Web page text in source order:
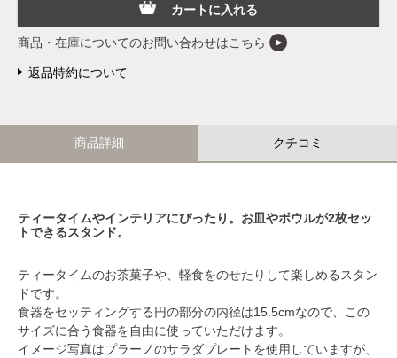
カートに入れる
商品・在庫についてのお問い合わせはこちら
返品特約について
商品詳細 クチコミ
ティータイムやインテリアにぴったり。お皿やボウルが2枚セッ
トできるスタンド。
ティータイムのお茶菓子や、軽食をのせたりして楽しめるスタン
ドです。
食器をセッティングする円の部分の内径は15.5cmなので、この
サイズに合う食器を自由に使っていただけます。
イメージ写真はプラーノのサラダプレートを使用していますが、